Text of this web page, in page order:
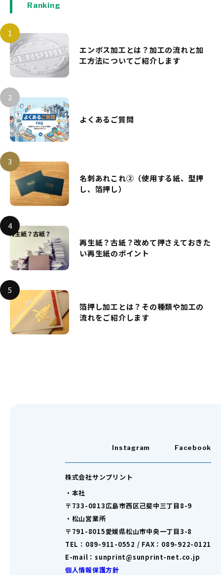
Ranking
エンボス加工とは？加工の流れと加
工方法についてご紹介します
よくあるご質問
名刺あれこれ②（使用する紙、型押
し、箔押し）
再生紙？古紙？改めて押さえておきた
い再生紙のポイント
箔押し加工とは？その種類や加工の
流れをご紹介します
Instagram Facebook
株式会社サンプリント
・本社
〒733-0813広島市西区己斐中三丁目8-9
・松山営業所
〒791-8015愛媛県松山市中央一丁目3-8
TEL：089-911-0552 / FAX：089-922-0121
E-mail：sunprint@sunprint-net.co.jp
個人情報保護方針